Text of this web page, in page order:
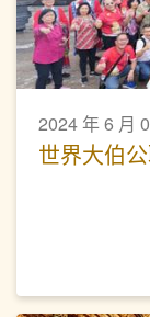
2024 年 6 月
世界大伯